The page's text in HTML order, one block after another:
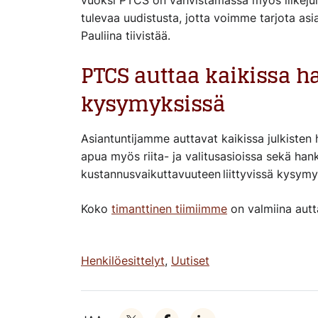
tulevaa uudistusta, jotta voimme tarjota
Pauliina tiivistää.
PTCS auttaa kaikissa
kysymyksissä
Asiantuntijamme auttavat kaikissa
apua myös riita- ja valitusasioissa sekä
kustannusvaikuttavuuteen liittyvissä
Koko timanttinen tiimiimme on valmiina
Henkilöesittelyt, Uutiset